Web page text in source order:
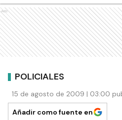
Ads
POLICIALES
15 de agosto de 2009 | 03:00
Añadir como fuente en